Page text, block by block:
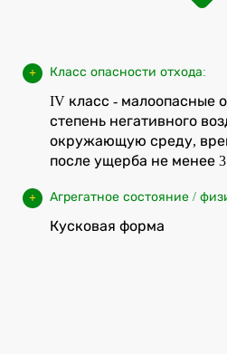
Класс опасности отхода:
IV класс - малоопасные
степень негативного
окружающую среду,
после ущерба не менее
Агрегатное состояние /
Кусковая форма